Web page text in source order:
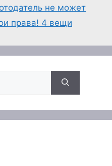
не может
права! 4 вещи